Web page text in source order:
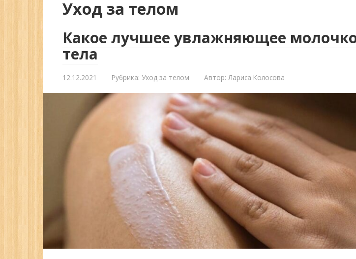
Уход за телом
Какое лучшее увлажняющее
тела
12.12.2021 Рубрика: Уход за телом Автор: Лариса Колосова